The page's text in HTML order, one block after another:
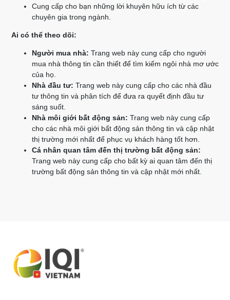
Cung cấp cho bạn những lời khuyên hữu ích từ các
chuyên gia trong ngành.
Ai có thể theo dõi:
Người mua nhà: Trang web này cung cấp cho người
mua nhà thông tin cần thiết để tìm kiếm ngôi nhà mơ ước
của họ.
Nhà đầu tư: Trang web này cung cấp cho các nhà đầu
tư thông tin và phân tích để đưa ra quyết định đầu tư
sáng suốt.
Nhà môi giới bất động sản: Trang web này cung cấp
cho các nhà môi giới bất động sản thông tin và cập nhật
thị trường mới nhất để phục vụ khách hàng tốt hơn.
Cá nhân quan tâm đến thị trường bất động sản:
Trang web này cung cấp cho bất kỳ ai quan tâm đến thị
trường bất động sản thông tin và cập nhật mới nhất.